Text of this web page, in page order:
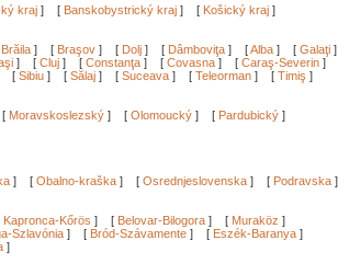
kraj ] [ Banskobystrický kraj ] [ Košický kraj ]
Brăila ] [ Braşov ] [ Dolj ] [ Dâmboviţa ] [Alba ] [ Galaţi ]
] [ Cluj ] [ Constanţa ] [ Covasna ] [ Caraş-Severin ]
[ Sibiu ] [ Sălaj ] [ Suceava ] [ Teleorman ] [ Timiş ]
[ Moravskoslezský ] [ Olomoucký ] [ Pardubický ]
] [ Obalno-kraška ] [ Osrednjeslovenska ] [ Podravska ]
Kapronca-Kőrös ] [ Belovar-Bilogora ] [ Muraköz ]
Szlavónia ] [ Bród-Szávamente ] [ Eszék-Baranya ]
]